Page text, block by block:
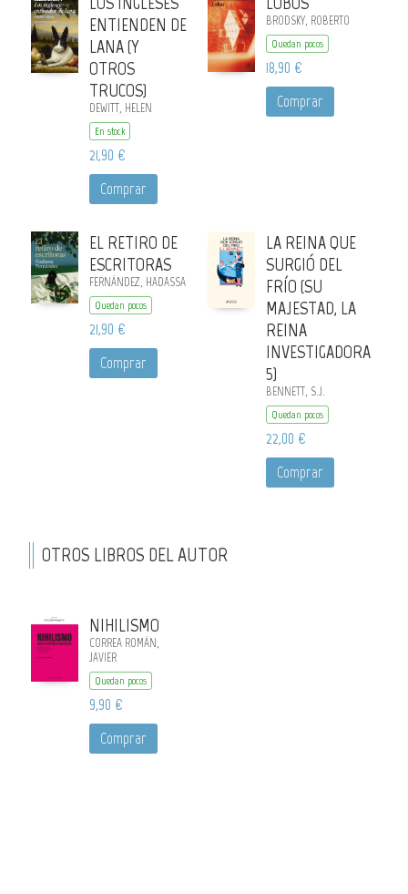
ENTIENDEN DE
LANA (Y
OTROS
TRUCOS)
DEWITT, HELEN
En stock
21,90 €
Comprar
BRODSKY, ROBERTO
Quedan pocos
18,90 €
Comprar
EL RETIRO DE
ESCRITORAS
FERNÁNDEZ, HADASSA
Quedan pocos
21,90 €
Comprar
LA REINA QUE
SURGIÓ DEL
FRÍO (SU
MAJESTAD, LA
REINA
INVESTIGADORA
5)
BENNETT, S.J.
Quedan pocos
22,00 €
Comprar
OTROS LIBROS DEL AUTOR
NIHILISMO
CORREA ROMÁN,
JAVIER
Quedan pocos
9,90 €
Comprar